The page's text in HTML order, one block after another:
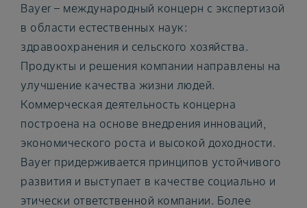
Bayer – международный концерн с экспертизой
в области естественных наук:
здравоохранения и сельского хозяйства.
Продукты и решения компании направлены на
улучшение качества жизни людей.
Коммерческая деятельность концерна
построена на основе внедрения инноваций,
экономического роста и высокой доходности.
Bayer придерживается принципов устойчивого
развития и выступает в качестве социально и
этически ответственной компании. Более